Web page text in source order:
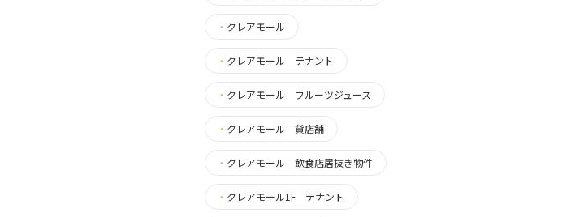
・ クレアモール
・ クレアモール テナント
・ クレアモール フルーツジュース
・ クレアモール 貸店舗
・ クレアモール 飲食店居抜き物件
・ クレアモール1F テナント